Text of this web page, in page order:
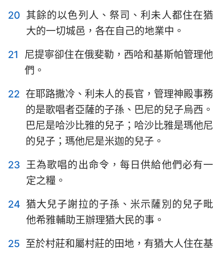
20 其餘的以色列人、祭司、利未人都住在猶
大的一切城邑，各在自己的地業中。
21
尼提寧卻住在俄斐勒，西哈和基斯帕管理他
們。
22 在耶路撒冷、利未人的長官，管理神殿事務
的是歌唱者亞薩的子孫、巴尼的兒子烏西。
巴尼是哈沙比雅的兒子；哈沙比雅是瑪他尼
的兒子；瑪他尼是米迦的兒子。
23 王為歌唱的出命令，每日供給他們必有一
定之糧。
24 猶大兒子謝拉的子孫、米示薩別的兒子毗
他希雅輔助王辦理猶大民的事。
25 至於村莊和屬村莊的田地，有猶大人住在基